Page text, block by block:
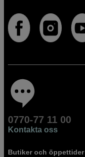
0770-77 11 00
Kontakta oss
Butiker och öppettider